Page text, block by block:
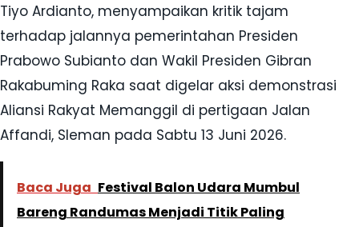
Tiyo Ardianto, menyampaikan kritik tajam
terhadap jalannya pemerintahan Presiden
Prabowo Subianto dan Wakil Presiden Gibran
Rakabuming Raka saat digelar aksi demonstrasi
Aliansi Rakyat Memanggil di pertigaan Jalan
Affandi, Sleman pada Sabtu 13 Juni 2026.
Baca Juga Festival Balon Udara Mumbul
Bareng Randumas Menjadi Titik Paling